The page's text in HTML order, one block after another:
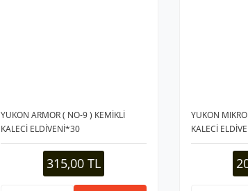
YUKON ARMOR ( NO-9 ) KEMİKLİ
KALECİ ELDİVENİ*30
315,00 TL
YUKON
KALECİ